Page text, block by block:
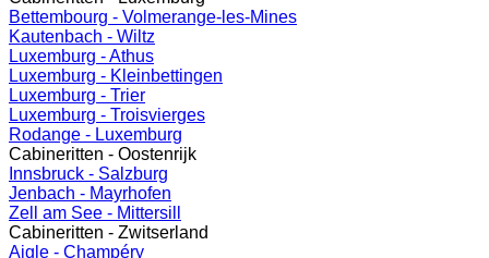
Bettembourg - Volmerange-les-Mines
Kautenbach - Wiltz
Luxemburg - Athus
Luxemburg - Kleinbettingen
Luxemburg - Trier
Luxemburg - Troisvierges
Rodange - Luxemburg
Cabineritten - Oostenrijk
Innsbruck - Salzburg
Jenbach - Mayrhofen
Zell am See - Mittersill
Cabineritten - Zwitserland
Aigle - Champéry